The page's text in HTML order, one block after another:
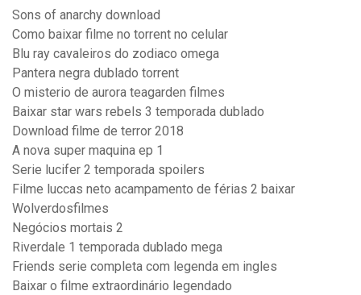
Sons of anarchy download
Como baixar filme no torrent no celular
Blu ray cavaleiros do zodiaco omega
Pantera negra dublado torrent
O misterio de aurora teagarden filmes
Baixar star wars rebels 3 temporada dublado
Download filme de terror 2018
A nova super maquina ep 1
Serie lucifer 2 temporada spoilers
Filme luccas neto acampamento de férias 2 baixar
Wolverdosfilmes
Negócios mortais 2
Riverdale 1 temporada dublado mega
Friends serie completa com legenda em ingles
Baixar o filme extraordinário legendado